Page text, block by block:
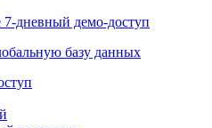
7-дневный демо-доступ
базу данных